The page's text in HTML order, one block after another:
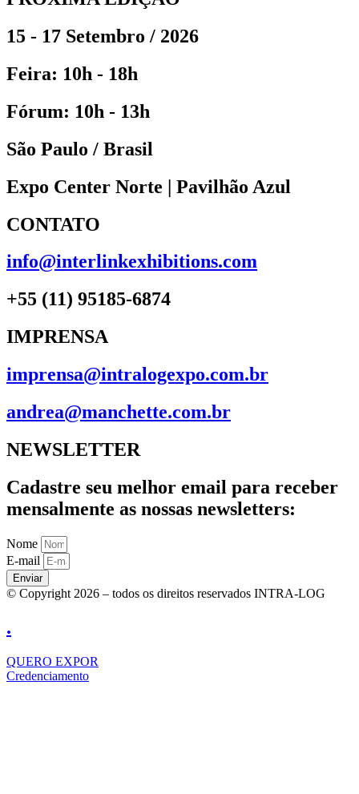
15 - 17 Setembro / 2026
Feira: 10h - 18h
Fórum: 10h - 13h
São Paulo / Brasil
Expo Center Norte | Pavilhão Azul
CONTATO
info@interlinkexhibitions.com
+55 (11) 95185-6874
IMPRENSA
imprensa@intralogexpo.com.br
andrea@manchette.com.br
NEWSLETTER
Cadastre seu melhor email para receber
mensalmente as nossas newsletters:
Nome
E-mail
Enviar
© Copyright 2026 – todos os direitos reservados INTRA-LOG
.
QUERO EXPOR
Credenciamento